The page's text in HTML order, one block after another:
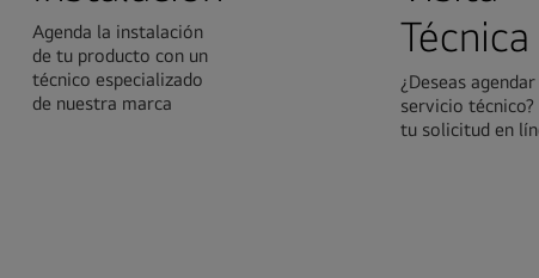
Agenda la instalación
de tu producto con un
técnico especializado
de nuestra marca
Técnica
¿Deseas
servicio técnico?
tu solicitud en